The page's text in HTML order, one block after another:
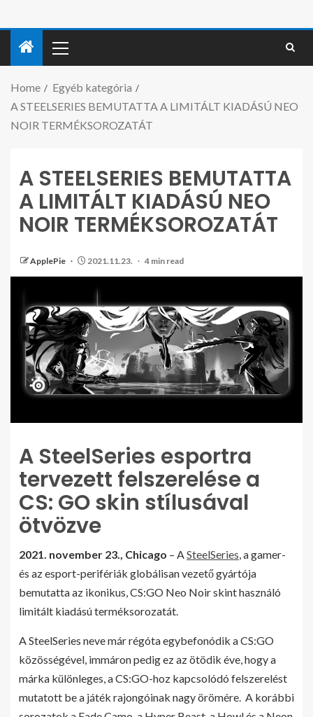
Home
Egyéb kategória
A STEELSERIES BEMUTATTA A LIMITÁLT KIADÁSÚ NEO
NOIR TERMÉKSOROZATÁT
A STEELSERIES BEMUTATTA
A LIMITÁLT KIADÁSÚ NEO
NOIR TERMÉKSOROZATÁT
ApplePie 2021.11.23. 4 min read
A SteelSeries esportra
tervezett felszerelése a
CS: GO skin stílusával
ötvözve
2021. november 23., Chicago – ASteelSeries, a gamer-
és az esport-perifériák globálisan vezető gyártója
bemutatta az ikonikus, CS:GO Neo Noir skint használó
limitált kiadású terméksorozatát.
A SteelSeries neve már régóta egybefonódik a CS:GO
közösségével, immáron pedig ez az ötödik éve, hogy a
márka különleges, a CS:GO-hoz kapcsolódó felszerelést
mutatott be a játék rajongóinak nagy örömére. A korábbi